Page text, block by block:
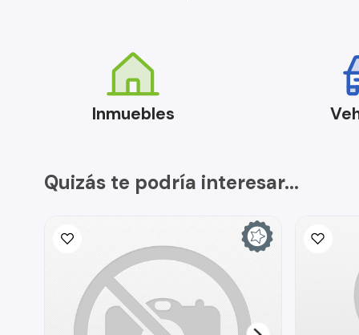
Inmuebles
Quizás te podría interesar...